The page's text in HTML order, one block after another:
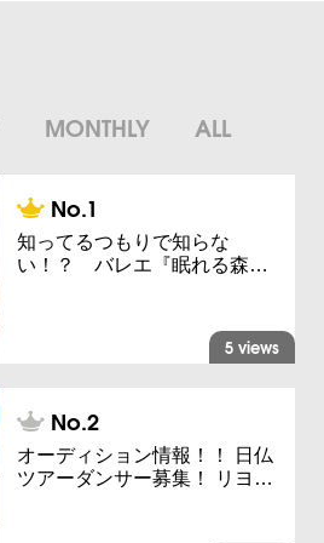
MONTHLY ALL
知ってるつもりで知らな
い！？ バレエ『眠れる森…
5 views
オーディション情報！！ 日仏
ツアーダンサー募集！ リヨ…